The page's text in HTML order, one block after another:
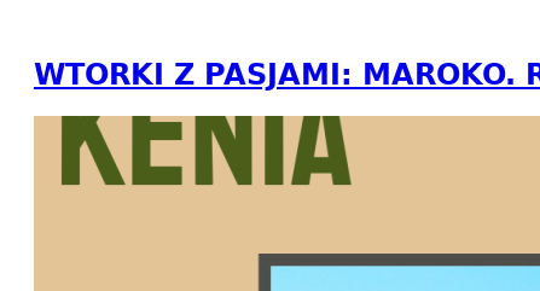
WTORKI Z PASJAMI: MAROKO.